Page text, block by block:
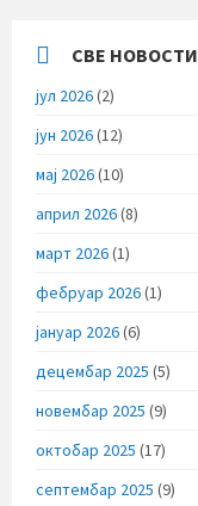
СВЕ НОВОСТИ
јул 2026(2)
јун 2026(12)
мај 2026(10)
април 2026(8)
март 2026(1)
фебруар 2026(1)
јануар 2026(6)
децембар 2025 (5)
новембар 2025 (9)
октобар 2025 (17)
септембар 2025 (9)